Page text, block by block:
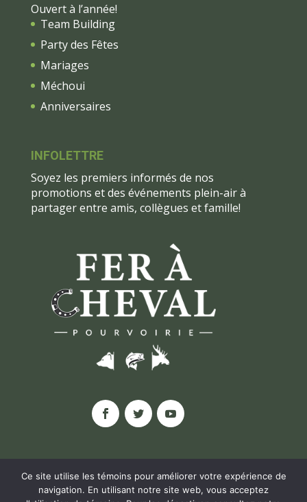
Ouvert à l’année!
Team Building
Party des Fêtes
Mariages
Méchoui
Anniversaires
INFOLETTRE
Soyez les premiers informés de nos
promotions et des événements plein-air à
partager entre amis, collègues et famille!
Ce site utilise les témoins pour améliorer votre expérience de
navigation. En utilisant notre site web, vous acceptez